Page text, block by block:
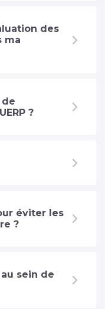
des
ma
?
éviter les
?
sein de